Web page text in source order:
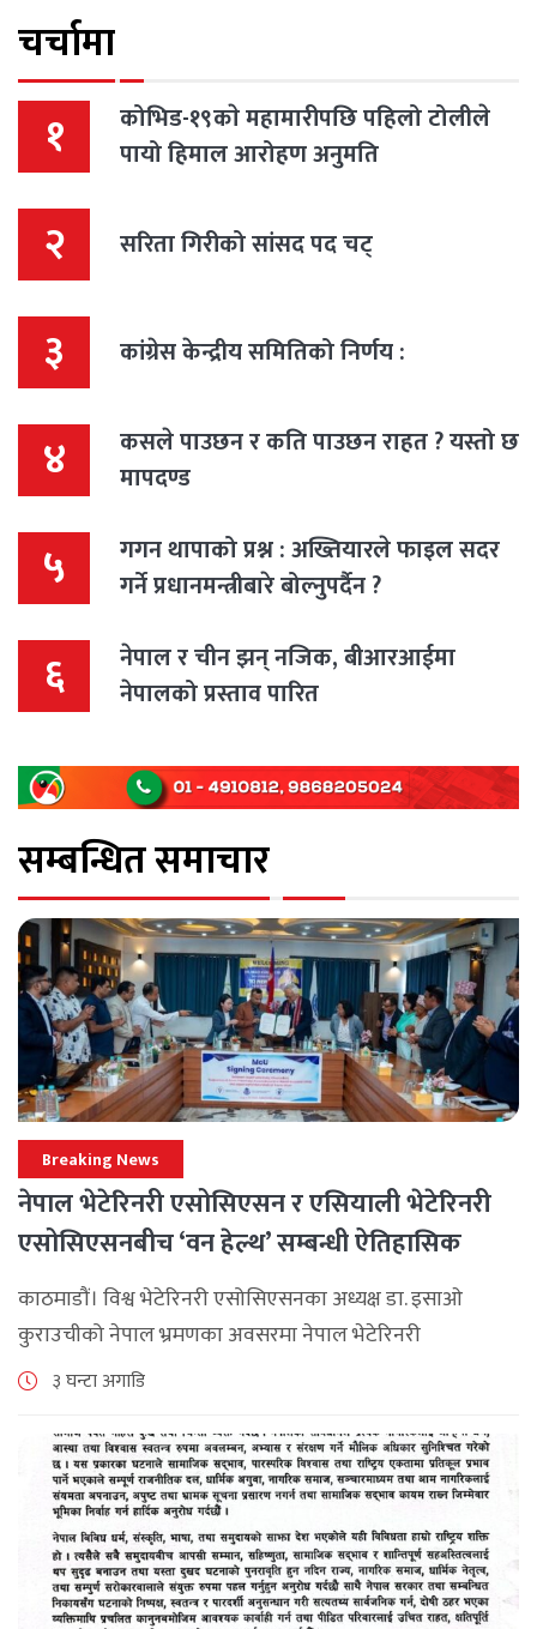
चर्चामा
१
कोभिड-१९काे महामारीपछि पहिलो टोलीले
पायो हिमाल आरोहण अनुमति
२ सरिता गिरीको सांसद पद चट्
३ कांग्रेस केन्द्रीय समितिको निर्णय :
४
कसले पाउछन र कति पाउछन राहत ? यस्तो छ
मापदण्ड
५
गगन थापाको प्रश्न : अख्तियारले फाइल सदर
गर्ने प्रधानमन्त्रीबारे बोल्नुपर्दैन ?
६
नेपाल र चीन झन् नजिक, बीआरआईमा
नेपालको प्रस्ताव पारित
सम्बन्धित समाचार
Breaking News
नेपाल भेटेरिनरी एसोसिएसन र एसियाली भेटेरिनरी
एसोसिएसनबीच ‘वन हेल्थ’ सम्बन्धी ऐतिहासिक
समझदारी
काठमाडौं। विश्व भेटेरिनरी एसोसिएसनका अध्यक्ष डा. इसाओ
कुराउचीको नेपाल भ्रमणका अवसरमा नेपाल भेटेरिनरी
एसोसिएसनले अन्तर्राष्ट्रिय सहकार्यलाई नयाँ उचाइमा पुर्‍याउँदै
जनाएको छ। भ्रमणका क्रममा विश्व [...]
३ घन्टा अगाडि